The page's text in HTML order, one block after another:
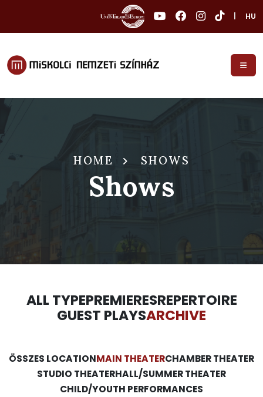
HU
HOME SHOWS
Shows
ALL TYPEPREMIERESREPERTOIRE
GUEST PLAYSARCHIVE
ÖSSZES LOCATIONMAIN THEATERCHAMBER THEATER
STUDIO THEATERHALL/SUMMER THEATER
CHILD/YOUTH PERFORMANCES